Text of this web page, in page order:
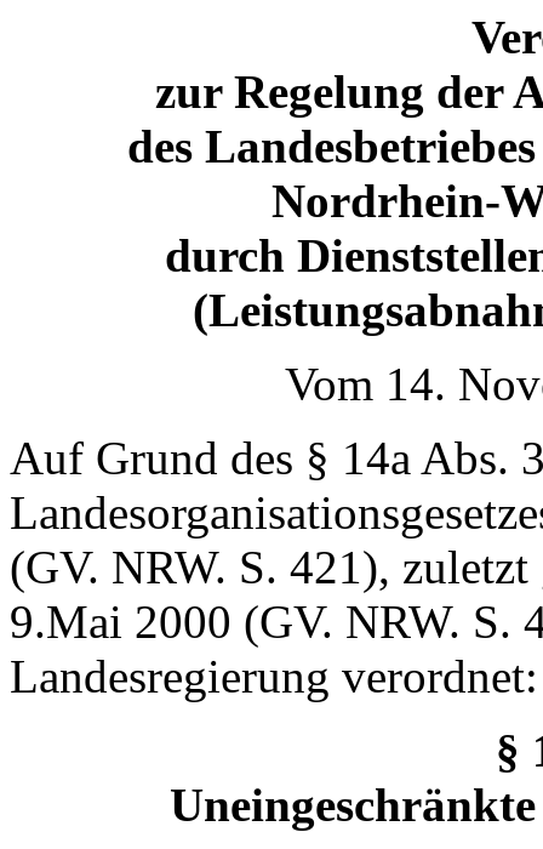
zur Regelung der
des
Nordrhein-
durch
Vom 14.
Auf Grund des § 14a Abs.
(GV. NRW. S. 421),
9.Mai 2000 (GV. NRW. S.
Landesregierung verordnet:
§